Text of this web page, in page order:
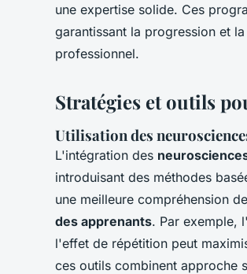
une expertise solide. Ces
garantissant la progression et
professionnel.
Stratégies et outils
Utilisation des
L'intégration des
introduisant des méthodes
une meilleure compréhension
des apprenants. Par exemple,
l'effet de répétition peut
ces outils combinent approche